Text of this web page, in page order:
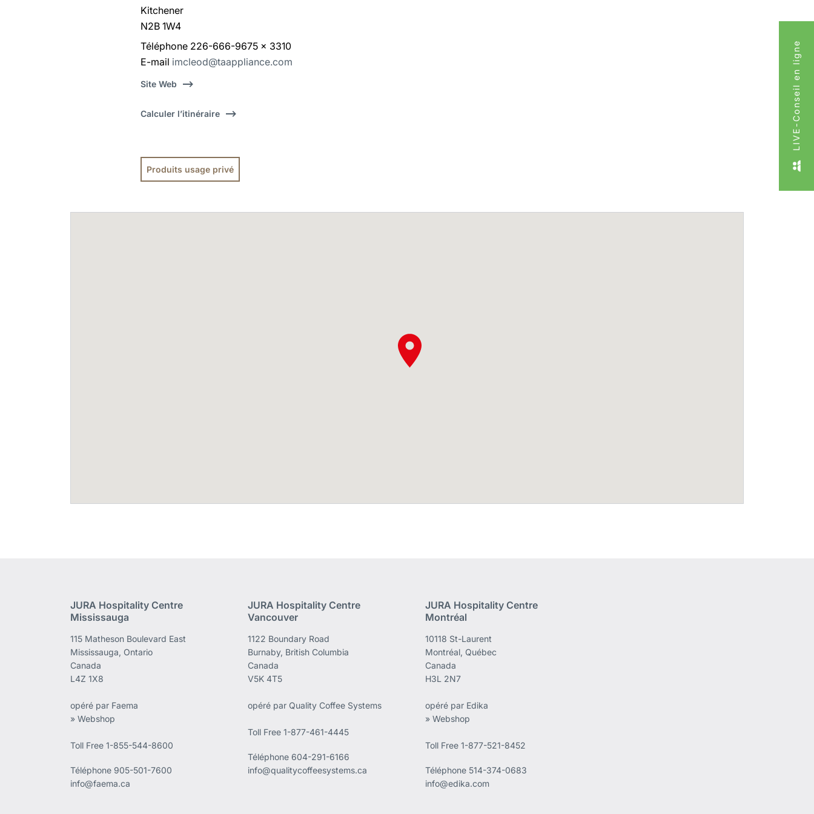
Kitchener
N2B 1W4
Téléphone 226-666-9675 x 3310
E-mail imcleod@taappliance.com
Site Web
Calculer l’itinéraire
Produits usage privé
JURA Hospitality Centre
Mississauga
115 Matheson Boulevard East
Mississauga, Ontario
Canada
L4Z 1X8
opéré par Faema
» Webshop
Toll Free 1-855-544-8600
Téléphone 905-501-7600
info@faema.ca
JURA Hospitality Centre
Vancouver
1122 Boundary Road
Burnaby, British Columbia
Canada
V5K 4T5
opéré par Quality Coffee Systems
Toll Free 1-877-461-4445
Téléphone604-291-6166
info@qualitycoffeesystems.ca
JURA Hospitality Centre
Montréal
10118 St-Laurent
Montréal, Québec
Canada
H3L 2N7
opéré par Edika
» Webshop
Toll Free 1-877-521-8452
Téléphone 514-374-0683
info@edika.com
LIVE-Conseil en ligne